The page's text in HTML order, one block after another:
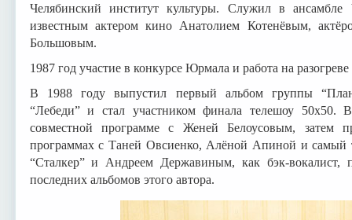
Челябинский институт культуры. Служил в ансамбле
известным актером кино Анатолием Котенёвым,
Большовым.
1987 год участие в конкурсе Юрмала и работа на
В 1988 году выпустил первый альбом группы
“Лебеди”и стал участником финала телешоу 50х50.
совместной программе с Женей Белоусовым, затем
программах с Таней Овсиенко, Алёной Апиной и самый
“Сталкер” и Андреем Державиным, как бэк-вокалист,
последних альбомов этого автора.